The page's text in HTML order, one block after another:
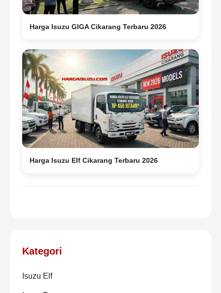
Harga Isuzu GIGA Cikarang Terbaru 2026
Harga Isuzu Elf Cikarang Terbaru 2026
Kategori
Isuzu Elf